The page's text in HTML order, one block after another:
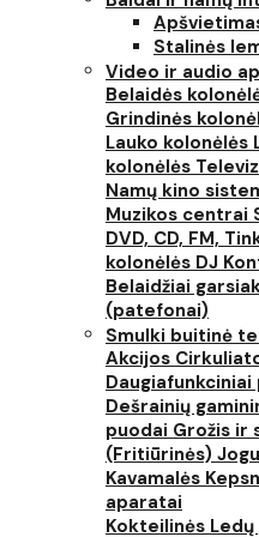
Stalinės
Video ir audio
Belaidės
Grindinės
Lauko kolonėlės
kolonėlės
Namų kino
Muzikos centrai
DVD, CD, FM,
kolonėlės DJ
Belaidžiai
(patefonai)
Smulki buitinė
Akcijos
Dešrainių
puodai Grožis ir
(Fritiūrinės)
Kavamalės
aparatai
Kokteilinės